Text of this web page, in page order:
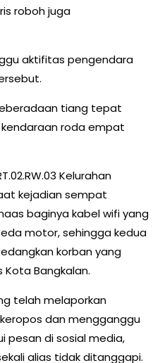
roboh juga
aktifitas pengendara
tiang tepat
roda empat
Kelurahan
kejadian sempat
baginya kabel wifi yang
motor, sehingga kedua
korban yang
Kota Bangkalan.
telah melaporkan
dan mengganggu
pesan di sosial media,
alias tidak ditanggapi.